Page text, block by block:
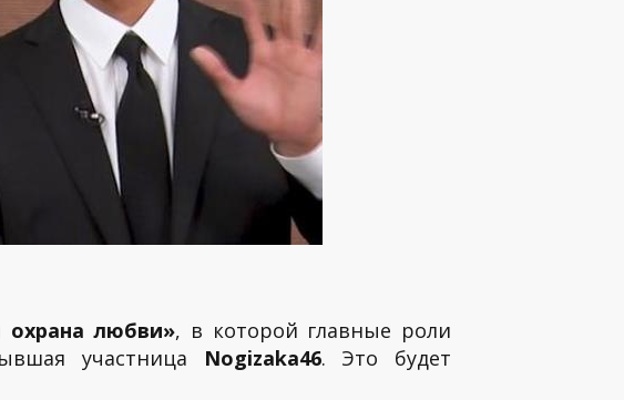
охрана любви», в которой главные роли
участница Nogizaka46. Это будет